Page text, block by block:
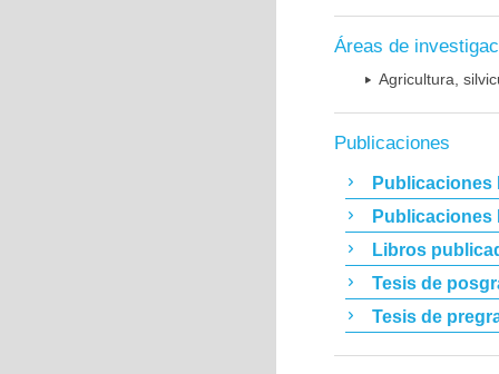
Áreas de
Agricultura,
Publicaciones
Publicaciones
Publicaciones
Libros
Tesis de
Tesis de